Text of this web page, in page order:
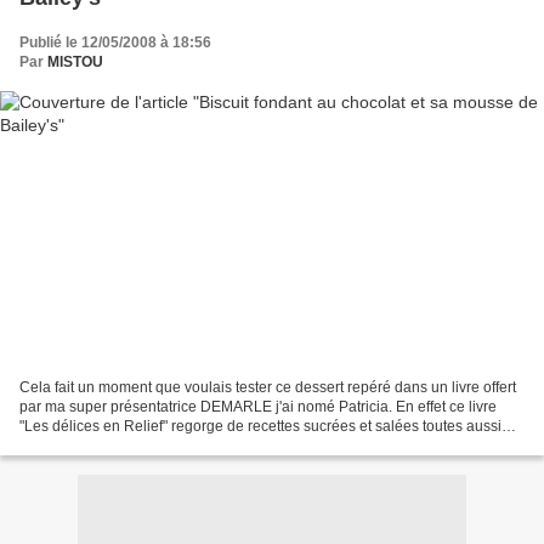
Publié le 12/05/2008 à 18:56
Par MISTOU
Cela fait un moment que voulais tester ce dessert repéré dans un livre offert
par ma super présentatrice DEMARLE j'ai nomé Patricia. En effet ce livre
"Les délices en Relief" regorge de recettes sucrées et salées toutes aussi